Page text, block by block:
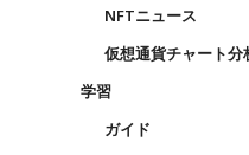
NFTニュース
仮想通貨チャート分
学習
ガイド